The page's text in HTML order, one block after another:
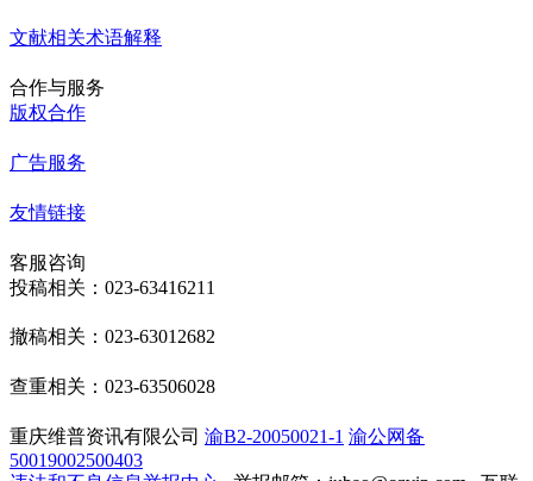
文献相关术语解释
合作与服务
版权合作
广告服务
友情链接
客服咨询
投稿相关：023-63416211
撤稿相关：023-63012682
查重相关：023-63506028
重庆维普资讯有限公司 渝B2-20050021-1 渝公网备
50019002500403